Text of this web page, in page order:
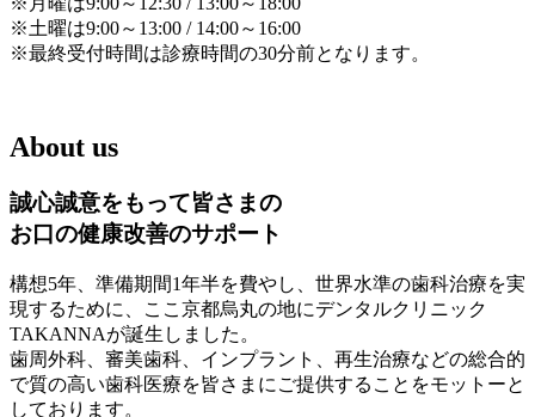
※土曜は9:00～13:00 / 14:00～16:00
※最終受付時間は診療時間の30分前となります。
About us
誠心誠意をもって皆さまの
お口の健康改善のサポート
構想5年、準備期間1年半を費やし、世界水準の歯科治療を実
現するために、ここ京都烏丸の地にデンタルクリニック
TAKANNAが誕生しました。
歯周外科、審美歯科、インプラント、再生治療などの総合的
で質の高い歯科医療を皆さまにご提供することをモットーと
しております。